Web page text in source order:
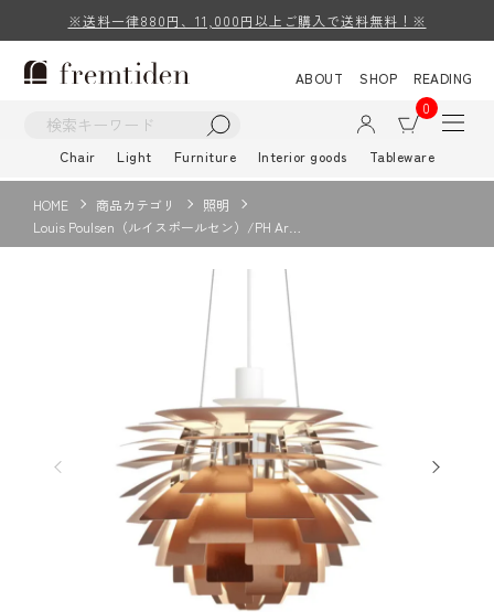
※送料一律880円、11,000円以上ご購入で送料無料！※
ABOUT SHOP
READING
0
Chair Light Furniture Interior goods Tableware
HOME 商品カテゴリ
照明
Louis Poulsen（ルイスポールセン）/PH Ar…